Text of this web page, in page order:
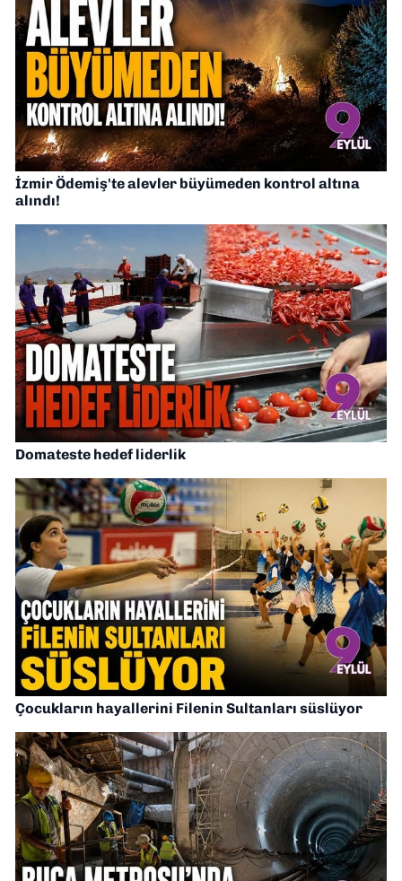
İzmir Ödemiş'te alevler büyümeden kontrol altına
alındı!
Domateste hedef liderlik
Çocukların hayallerini Filenin Sultanları süslüyor